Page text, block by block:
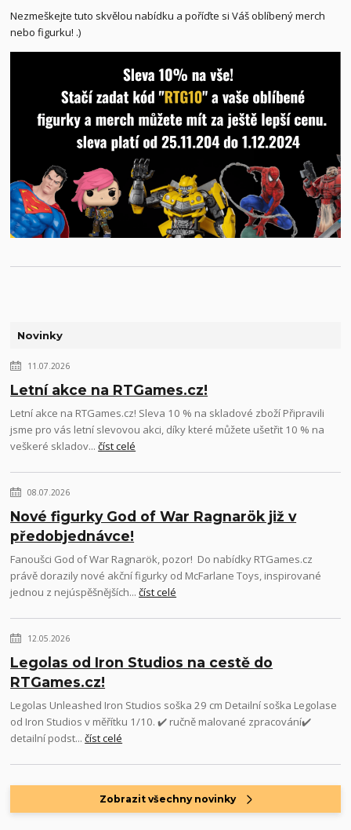
Novinky
11.07.2026
Letní akce na RTGames.cz!
Letní akce na RTGames.cz! Sleva 10 % na skladové zboží Připravili
jsme pro vás letní slevovou akci, díky které můžete ušetřit 10 % na
veškeré skladov...číst celé
08.07.2026
Nové figurky God of War Ragnarök již v
předobjednávce!
Fanoušci God of War Ragnarök, pozor! Do nabídky RTGames.cz
právě dorazily nové akční figurky od McFarlane Toys, inspirované
jednou z nejúspěšnějších...číst celé
12.05.2026
Legolas od Iron Studios na cestě do
RTGames.cz!
Legolas Unleashed Iron Studios soška 29 cm Detailní soška Legolase
od Iron Studios v měřítku 1/10. ✔️ ručně malované zpracování✔️
detailní podst...číst celé
Zobrazit všechny novinky
Nezmeškejte tuto skvělou nabídku a poříďte si Váš oblíbený merch
nebo figurku! .)